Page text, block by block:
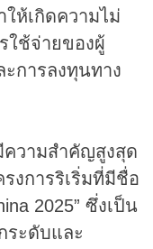
ห้เกิดความไม่
ใช้จ่ายของผู้
การลงทุนทาง
วามสำคัญสูงสุด
งการริเริ่มที่มีชื่อ
2025” ซึ่งเป็น
ระดับและ